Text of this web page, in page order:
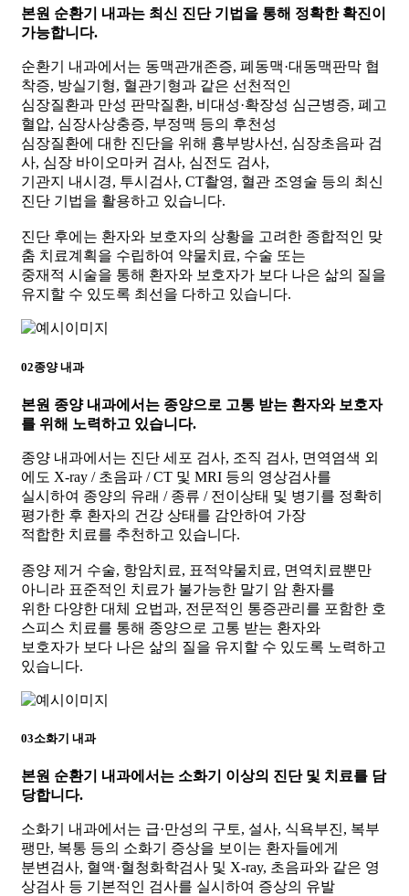
본원 순환기 내과는 최신 진단 기법을 통해 정확한 확진이
가능합니다.
순환기 내과에서는 동맥관개존증, 폐동맥·대동맥판막 협
착증, 방실기형, 혈관기형과 같은 선천적인
심장질환과 만성 판막질환, 비대성·확장성 심근병증, 폐고
혈압, 심장사상충증, 부정맥 등의 후천성
심장질환에 대한 진단을 위해 흉부방사선, 심장초음파 검
사, 심장 바이오마커 검사, 심전도 검사,
기관지 내시경, 투시검사, CT촬영, 혈관 조영술 등의 최신
진단 기법을 활용하고 있습니다.
진단 후에는 환자와 보호자의 상황을 고려한 종합적인 맞
춤 치료계획을 수립하여 약물치료, 수술 또는
중재적 시술을 통해 환자와 보호자가 보다 나은 삶의 질을
유지할 수 있도록 최선을 다하고 있습니다.
02종양 내과
본원 종양 내과에서는 종양으로 고통 받는 환자와 보호자
를 위해 노력하고 있습니다.
종양 내과에서는 진단 세포 검사, 조직 검사, 면역염색 외
에도 X-ray / 초음파 / CT 및 MRI 등의 영상검사를
실시하여 종양의 유래 / 종류 / 전이상태 및 병기를 정확히
평가한 후 환자의 건강 상태를 감안하여 가장
적합한 치료를 추천하고 있습니다.
종양 제거 수술, 항암치료, 표적약물치료, 면역치료뿐만
아니라 표준적인 치료가 불가능한 말기 암 환자를
위한 다양한 대체 요법과, 전문적인 통증관리를 포함한 호
스피스 치료를 통해 종양으로 고통 받는 환자와
보호자가 보다 나은 삶의 질을 유지할 수 있도록 노력하고
있습니다.
03소화기 내과
본원 순환기 내과에서는 소화기 이상의 진단 및 치료를 담
당합니다.
소화기 내과에서는 급·만성의 구토, 설사, 식욕부진, 복부
팽만, 복통 등의 소화기 증상을 보이는 환자들에게
분변검사, 혈액·혈청화학검사 및 X-ray, 초음파와 같은 영
상검사 등 기본적인 검사를 실시하여 증상의 유발